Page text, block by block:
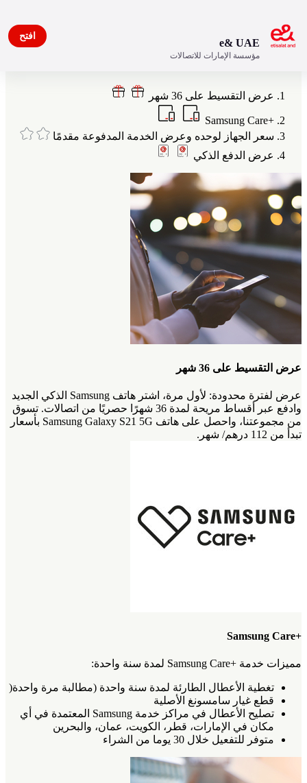
مزايا خاصة بعملاء اتصالات
عرض التقسيط على 36 شهر
+Samsung Care
سعر الجهاز لوحده وعرض الخدمة المدفوعة مقدمًا
عرض الدفع الذكي
عرض التقسيط على 36 شهر
عرض لفترة محدودة: لأول مرة، اشتر هاتف Samsung الذكي الجديد
وادفع عبر أقساط مريحة لمدة 36 شهرًا حصريًا من اتصالات. تسوق
من مجموعتنا، واحصل على هاتف Samsung Galaxy S21 5G بأسعار
تبدأ من 112 درهم/ شهر.
+Samsung Care
مميزات خدمة +Samsung Care لمدة سنة واحدة:
تغطية الأعطال الطارئة لمدة سنة واحدة (مطالبة مرة واحدة(
قطع غيار سامسونغ الأصلية
تصليح الأعطال في مراكز خدمة Samsung المعتمدة في أي
مكان في الإمارات، قطر، الكويت، عمان، والبحرين
متوفر للتفعيل خلال 30 يوما من الشراء
e& UAE
مؤسسة الإمارات للاتصالات
افتح